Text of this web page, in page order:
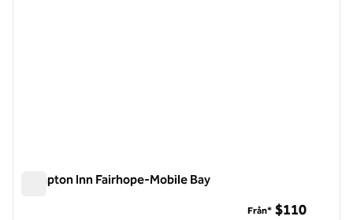
Hampton Inn Fairhope-Mobile Bay
Från* $110